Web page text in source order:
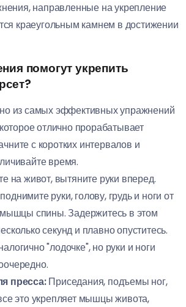
направленные на укрепление
краеугольным камнем в достижении
помогут укрепить
из самых эффективных упражнений
отлично прорабатывает
с коротких интервалов и
время.
на живот, вытяните руки вперед.
руки, голову, грудь и ноги от
спины. Задержитесь в этом
секунд и плавно опуститесь.
"лодочке", но руки и ноги
пресса:Приседания, подъемы ног,
это укрепляет мышцы живота,